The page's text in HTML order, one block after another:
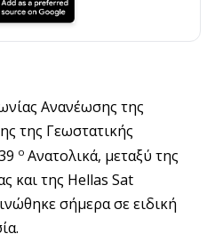
Ανανέωσης της
της Γεωστατικής
ο Ανατολικά, μεταξύ της
και της Hellas Sat
σήμερα σε ειδική